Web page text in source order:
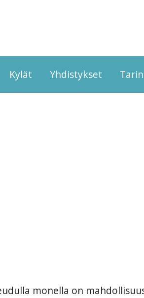
Kylät Yhdistykset
monella on